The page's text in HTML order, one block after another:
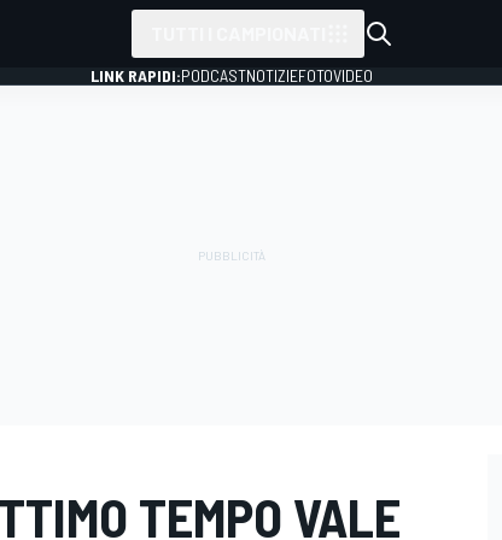
LINK RAPIDI:PODCASTNOTIZIEFOTOVIDEO
TEMPO VALE